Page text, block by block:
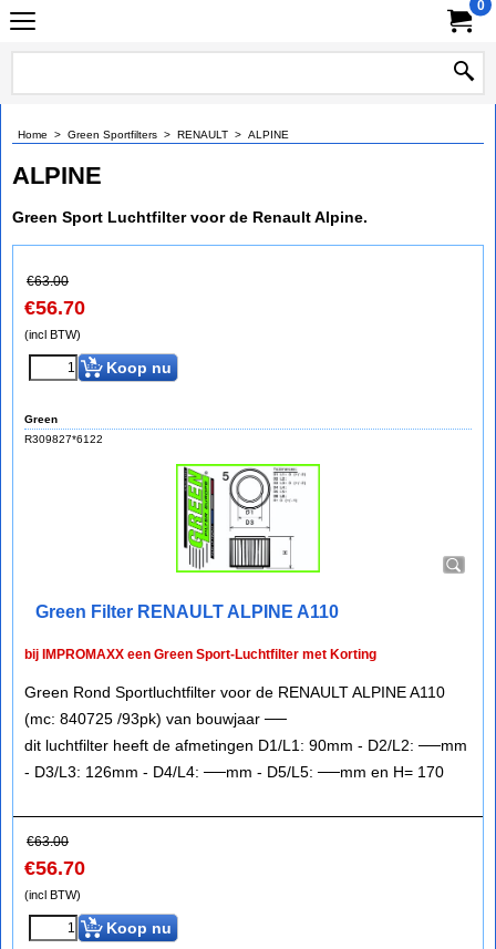
0
Home > Green Sportfilters > RENAULT > ALPINE
ALPINE
Green Sport Luchtfilter voor de Renault Alpine.
€63.00
€56.70
(incl BTW)
Koop nu
Green
R309827*6122
Green Filter RENAULT ALPINE A110
bij IMPROMAXX een Green Sport-Luchtfilter met Korting
Green Rond Sportluchtfilter voor de RENAULT ALPINE A110
(mc: 840725 /93pk) van bouwjaar ──
dit luchtfilter heeft de afmetingen D1/L1: 90mm - D2/L2: ──mm
- D3/L3: 126mm - D4/L4: ──mm - D5/L5: ──mm en H= 170
€63.00
€56.70
(incl BTW)
Koop nu